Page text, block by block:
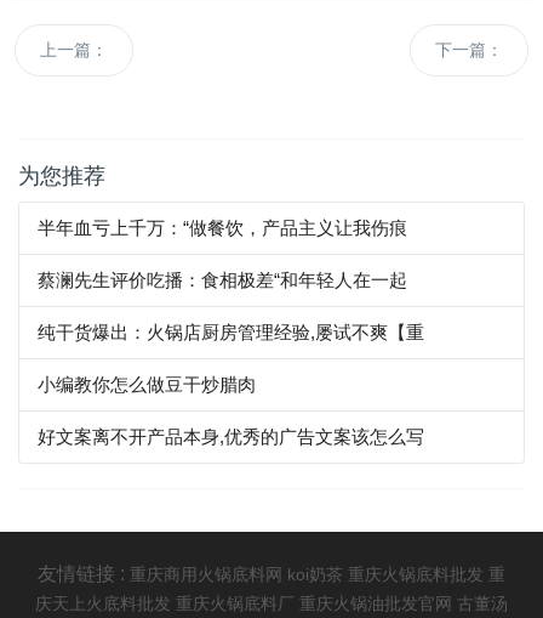
上一篇： 下一篇：
为您推荐
半年血亏上千万：“做餐饮，产品主义让我伤痕
蔡澜先生评价吃播：食相极差“和年轻人在一起
纯干货爆出：火锅店厨房管理经验,屡试不爽【重
小编教你怎么做豆干炒腊肉
好文案离不开产品本身,优秀的广告文案该怎么写
友情链接 : 重庆商用火锅底料网 koi奶茶 重庆火锅底料批发 重
庆天上火底料批发 重庆火锅底料厂 重庆火锅油批发官网 古董汤